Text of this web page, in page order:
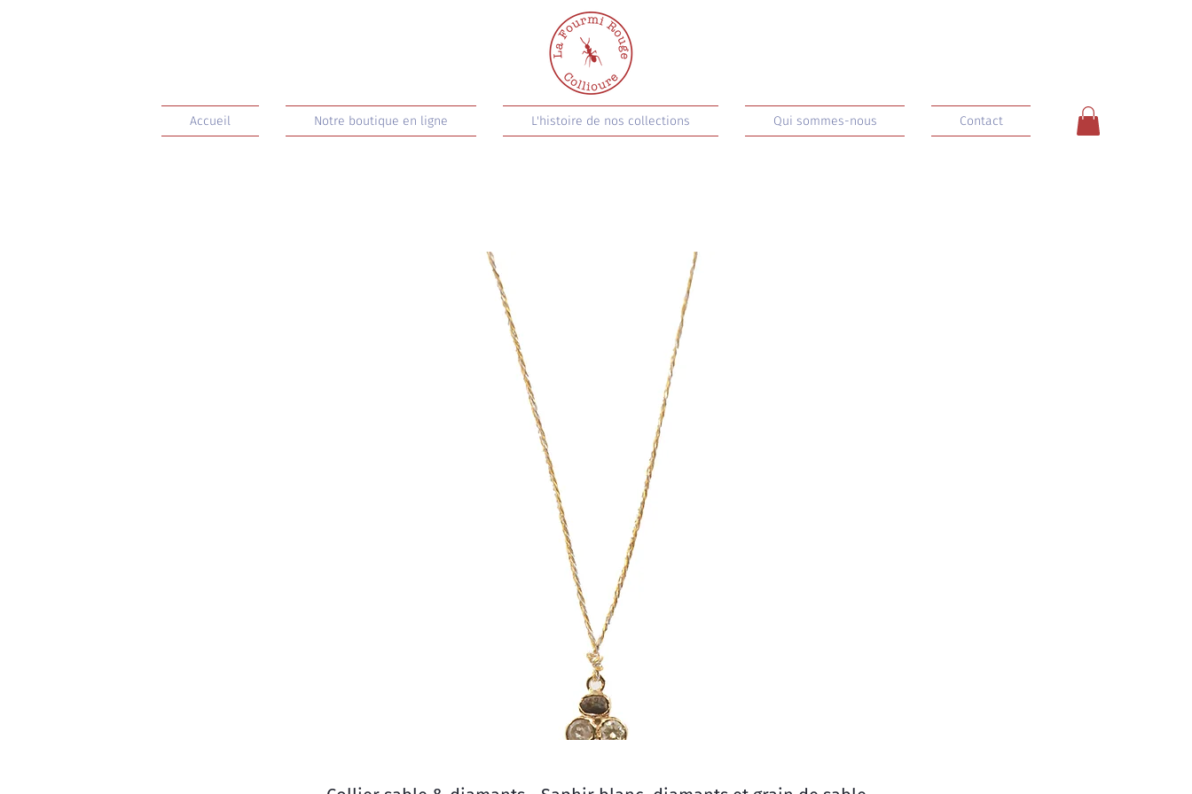
Accueil Notre boutique en ligne L'histoire de nos collections Qui sommes-nous Contact